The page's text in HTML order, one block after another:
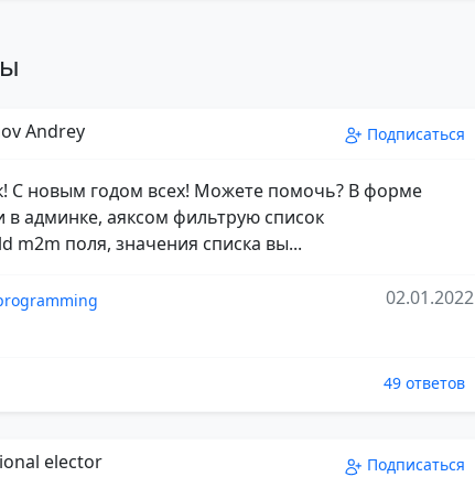
Andrey Подписаться
С новым годом всех! Можете помочь? В форме
в админке, аяксом фильтрую список
m2m поля, значения списка вы...
02.01.2022
49 ответов
elector
Подписаться